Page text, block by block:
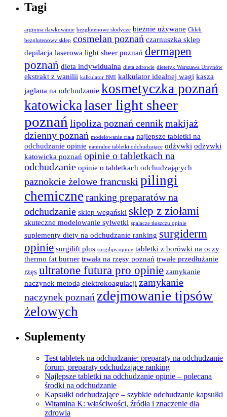
Tagi
arginina dawkowanie bezglutenowe słodycze bieżnie używane Chleb
bezglutenowy sklep cosmelan poznań czarnuszka sklep
depilacja laserowa light sheer poznań dermapen
poznań dieta indywidualna dieta zdrowie dietetyk Warszawa Ursynów
ekstrakt z wanilii kalkulator BMI kalkulator idealnej wagi kasza
jaglana na odchudzanie kosmetyczka poznań
katowickalaser light sheer
poznań lipoliza poznań cennikmakijaż
dzienny poznań modelowanie ciała najlepsze tabletki na
odchudzanie opinie naturalne tabletki odchudzające odżywki odżywki
katowicka poznań opinie o tabletkach na
odchudzanie opinie o tabletkach odchudzających
paznokcie żelowe francuski pilingi
chemiczne ranking preparatów na
odchudzanie sklep wegański sklep z ziołami
skuteczne modelowanie sylwetki spalacze tłuszczu opinie
suplementy diety na odchudzanie ranking surgiderm
opinie surgilift plus surgilips opinie tabletki z borówki na oczy
thermo fat burner trwała na rzęsy poznań trwałe przedłużanie
rzęs ultratone futura pro opinie zamykanie
naczynek metodą elektrokoagulacji zamykanie
naczynek poznańzdejmowanie tipsów
żelowych
Suplementy
Test tabletek na odchudzanie: preparaty na odchudzanie
forum, preparaty odchudzające ranking
Najlepsze tabletki na odchudzanie opinie – polecana
środki na odchudzanie
Kapsułki odchudzające – szybkie odchudzanie kapsułki
Witamina K: właściwości, źródła i znaczenie dla
zdrowia